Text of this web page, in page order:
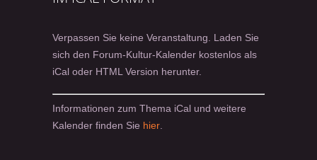
Verpassen Sie keine Veranstaltung. Laden Sie
sich den Forum-Kultur-Kalender kostenlos als
iCal oder HTML Version herunter.
Informationen zum Thema iCal und weitere
Kalender finden Sie hier